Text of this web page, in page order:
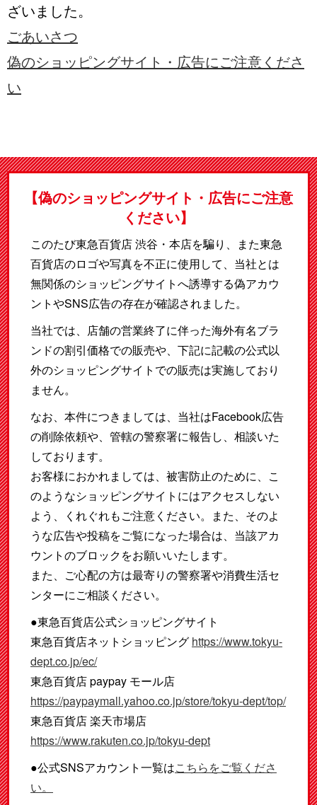
ざいました。
ごあいさつ
偽のショッピングサイト・広告にご注意くださ
い
【偽のショッピングサイト・広告にご注意
ください】
このたび東急百貨店 渋谷・本店を騙り、また東急
百貨店のロゴや写真を不正に使用して、当社とは
無関係のショッピングサイトへ誘導する偽アカウ
ントやSNS広告の存在が確認されました。
当社では、店舗の営業終了に伴った海外有名ブラ
ンドの割引価格での販売や、下記に記載の公式以
外のショッピングサイトでの販売は実施しており
ません。
なお、本件につきましては、当社はFacebook広告
の削除依頼や、管轄の警察署に報告し、相談いた
しております。
お客様におかれましては、被害防止のために、こ
のようなショッピングサイトにはアクセスしない
よう、くれぐれもご注意ください。また、そのよ
うな広告や投稿をご覧になった場合は、当該アカ
ウントのブロックをお願いいたします。
また、ご心配の方は最寄りの警察署や消費生活セ
ンターにご相談ください。
●東急百貨店公式ショッピングサイト
東急百貨店ネットショッピング https://www.tokyu-
dept.co.jp/ec/
東急百貨店 paypay モール店
https://paypaymall.yahoo.co.jp/store/tokyu-dept/top/
東急百貨店 楽天市場店
https://www.rakuten.co.jp/tokyu-dept
●公式SNSアカウント一覧はこちらをご覧くださ
い。